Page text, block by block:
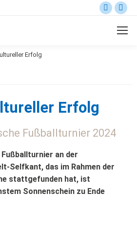
Erfolg
Erfolg
Fußballturnier 2024
an der
Selfkant, das im Rahmen der
stattgefunden hat, ist
Sonnenschein zu Ende